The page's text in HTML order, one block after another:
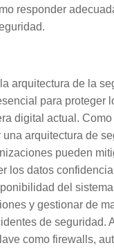
responder
arquitectura de la
para proteger
digital actual.
arquitectura de
pueden
los datos
del
y gestionar de
de seguridad.
como firewalls,